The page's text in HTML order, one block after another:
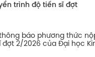
trình độ tiến sĩ đợt
báo phương thức
đợt 2/2026 của Đại học